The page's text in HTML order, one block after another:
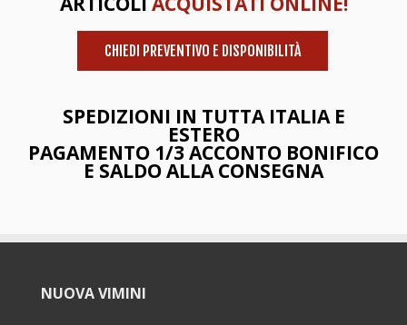
CHIEDI PREVENTIVO E DISPONIBILITÀ
SPEDIZIONI IN TUTTA ITALIA E
ESTERO
PAGAMENTO 1/3 ACCONTO BONIFICO
E SALDO ALLA CONSEGNA
NUOVA VIMINI